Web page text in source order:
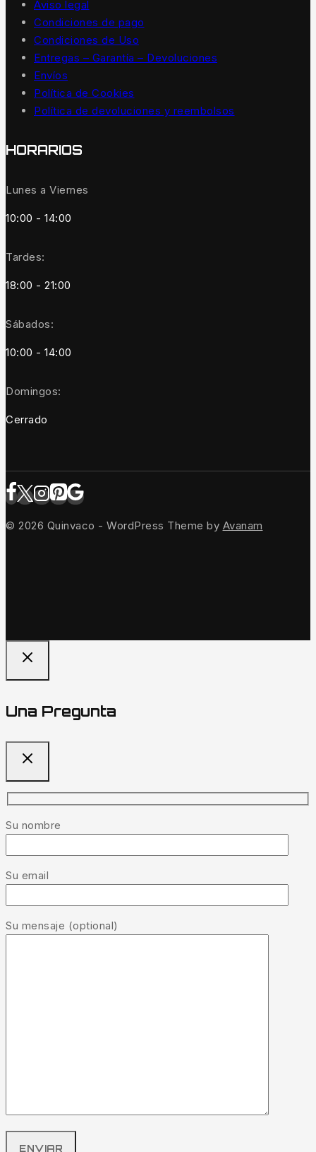
Aviso legal
Condiciones de pago
Condiciones de Uso
Entregas – Garantía – Devoluciones
Envíos
Política de Cookies
Política de devoluciones y reembolsos
HORARIOS
Lunes a Viernes
10:00 - 14:00
Tardes:
18:00 - 21:00
Sábados:
10:00 - 14:00
Domingos:
Cerrado
© 2026 Quinvaco - WordPress Theme by Avanam
Una Pregunta
Su nombre
Su email
Su mensaje (optional)